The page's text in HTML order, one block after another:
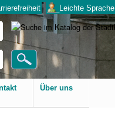
___Leichte Sprache
Über uns